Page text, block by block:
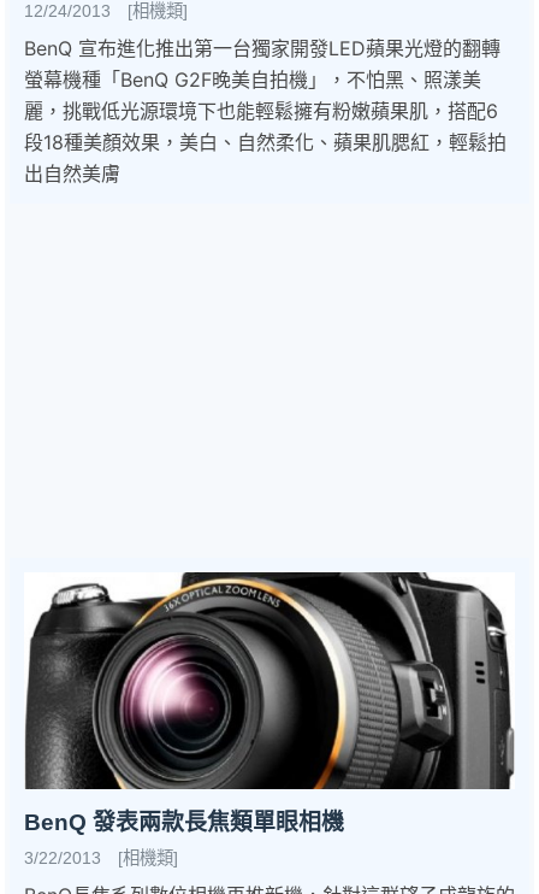
12/24/2013 [相機類]
BenQ 宣布進化推出第一台獨家開發LED蘋果光燈的翻轉
螢幕機種「BenQ G2F晚美自拍機」，不怕黑、照漾美
麗，挑戰低光源環境下也能輕鬆擁有粉嫩蘋果肌，搭配6
段18種美顏效果，美白、自然柔化、蘋果肌腮紅，輕鬆拍
出自然美膚
BenQ 發表兩款長焦類單眼相機
3/22/2013 [相機類]